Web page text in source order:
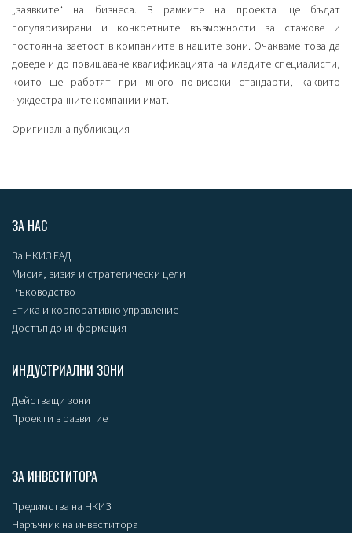
„заявките“ на бизнеса. В рамките на проекта ще бъдат
популяризирани и конкретните възможности за стажове и
постоянна заетост в компаниите в нашите зони. Очакваме това да
доведе и до повишаване квалификацията на младите специалисти,
които ще работят при много по-високи стандарти, каквито
чуждестранните компании имат.
Оригинална публикация
ЗА НАС
За НКИЗ ЕАД
Мисия, визия и стратегически цели
Ръководство
Етика и корпоративно управление
Достъп до информация
ИНДУСТРИАЛНИ ЗОНИ
Действащи зони
Проекти в развитие
ЗА ИНВЕСТИТОРА
Предимства на НКИЗ
Наръчник на инвеститора